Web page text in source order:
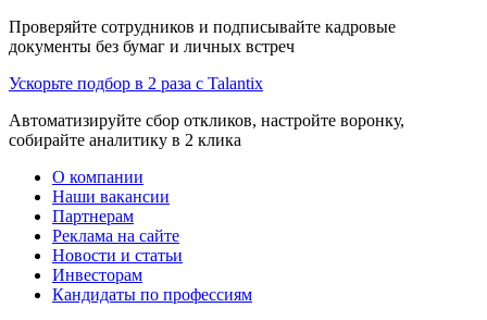
Проверяйте сотрудников и подписывайте кадровые
документы без бумаг и личных встреч
Ускорьте подбор в 2 раза с Talantix
Автоматизируйте сбор откликов, настройте воронку,
собирайте аналитику в 2 клика
О компании
Наши вакансии
Партнерам
Реклама на сайте
Новости и статьи
Инвесторам
Кандидаты по профессиям